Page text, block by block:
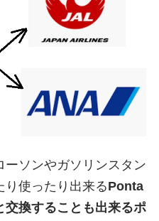
ーソンやガソリンスタン
り使ったり出来るPonta
換することも出来るポ